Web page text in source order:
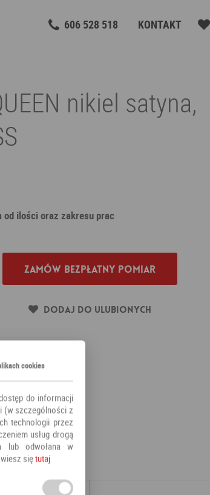
606 528 518 KONTAKT
nikiel satyna,
od ilości oraz zakresu prac
Zamów bezpłatny pomiar
Dodaj do ulubionych
cookies
do informacji
(w szczególności z
technologii przez
usług drogą
lub odwołana w
siętutaj